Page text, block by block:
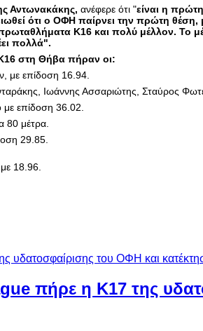
Αντωνακάκης, ανέφερε ότι "είναι η
ότι ο ΟΦΗ παίρνει την πρώτη
Κ16 και πολύ μέλλον. Το
πολλά".
στη Θήβα πήραν οι:
με επίδοση 16.94.
Ιωάννης Ασσαριώτης, Σταύρος
με επίδοση 36.02.
80 μέτρα.
29.85.
18.96.
πήρε η Κ17 της